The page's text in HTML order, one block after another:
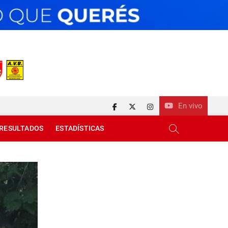
En vivo
facebook
twitterinstagram
RESULTADOS ESTADÍSTICAS